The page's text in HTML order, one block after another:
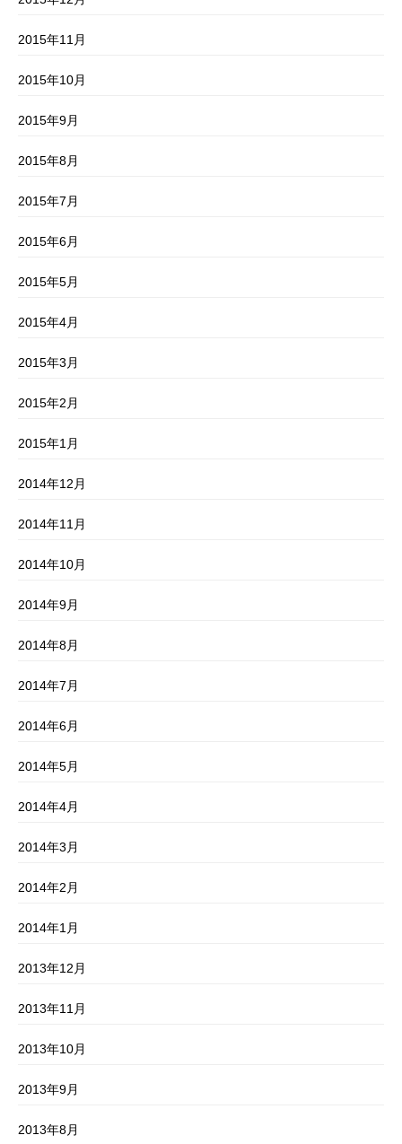
2015年11月
2015年10月
2015年9月
2015年8月
2015年7月
2015年6月
2015年5月
2015年4月
2015年3月
2015年2月
2015年1月
2014年12月
2014年11月
2014年10月
2014年9月
2014年8月
2014年7月
2014年6月
2014年5月
2014年4月
2014年3月
2014年2月
2014年1月
2013年12月
2013年11月
2013年10月
2013年9月
2013年8月